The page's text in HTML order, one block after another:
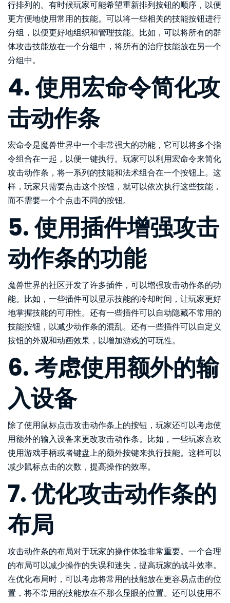
行排列的。有时候玩家可能希望重新排列按钮的顺序，以便
更方便地使用常用的技能。可以将一些相关的技能按钮进行
分组，以便更好地组织和管理技能。比如，可以将所有的群
体攻击技能放在一个分组中，将所有的治疗技能放在另一个
分组中。
4. 使用宏命令简化攻
击动作条
宏命令是魔兽世界中一个非常强大的功能，它可以将多个指
令组合在一起，以便一键执行。玩家可以利用宏命令来简化
攻击动作条，将一系列的技能和法术组合在一个按钮上。这
样，玩家只需要点击这个按钮，就可以依次执行这些技能，
而不需要一个个点击不同的按钮。
5. 使用插件增强攻击
动作条的功能
魔兽世界的社区开发了许多插件，可以增强攻击动作条的功
能。比如，一些插件可以显示技能的冷却时间，让玩家更好
地掌握技能的可用性。还有一些插件可以自动隐藏不常用的
技能按钮，以减少动作条的混乱。还有一些插件可以自定义
按钮的外观和动画效果，以增加游戏的可玩性。
6. 考虑使用额外的输
入设备
除了使用鼠标点击攻击动作条上的按钮，玩家还可以考虑使
用额外的输入设备来更改攻击动作条。比如，一些玩家喜欢
使用游戏手柄或者键盘上的额外按键来执行技能。这样可以
减少鼠标点击的次数，提高操作的效率。
7. 优化攻击动作条的
布局
攻击动作条的布局对于玩家的操作体验非常重要。一个合理
的布局可以减少操作的失误和迷失，提高玩家的战斗效率。
在优化布局时，可以考虑将常用的技能放在更容易点击的位
置，将不常用的技能放在不那么显眼的位置。还可以使用不